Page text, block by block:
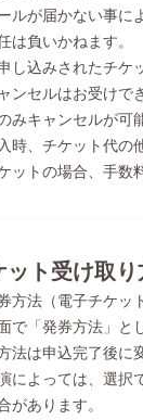
ルが届かない事に
は負いかねます。
し込みされたチケ
ンセルはお受けで
みキャンセルが可
時、チケット代の
ットの場合、手数
ット受け取
方法（電子チケッ
で「発券方法」と
法は申込完了後に
によっては、選択
があります。